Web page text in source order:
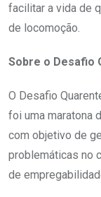
facilitar a vida de
de locomoção.
Sobre o Desafio
O Desafio
foi uma maratona
com objetivo de
problemáticas no
de